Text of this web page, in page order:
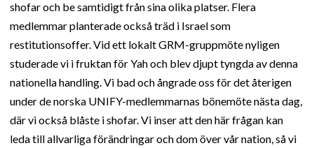
shofar och be samtidigt från sina olika platser. Flera
medlemmar planterade också träd i Israel som
restitutionsoffer. Vid ett lokalt GRM-gruppmöte nyligen
studerade vi i fruktan för Yah och blev djupt tyngda av denna
nationella handling. Vi bad och ångrade oss för det återigen
under de norska UNIFY-medlemmarnas bönemöte nästa dag,
där vi också blåste i shofar. Vi inser att den här frågan kan
leda till allvarliga förändringar och dom över vår nation, så vi